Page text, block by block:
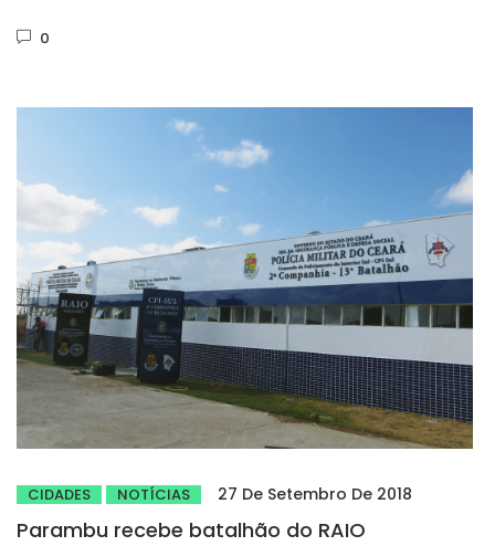
0
CIDADES NOTÍCIAS 27 De Setembro De 2018
Parambu recebe batalhão do RAIO